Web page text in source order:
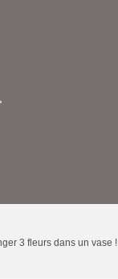
3 fleurs dans un vase !